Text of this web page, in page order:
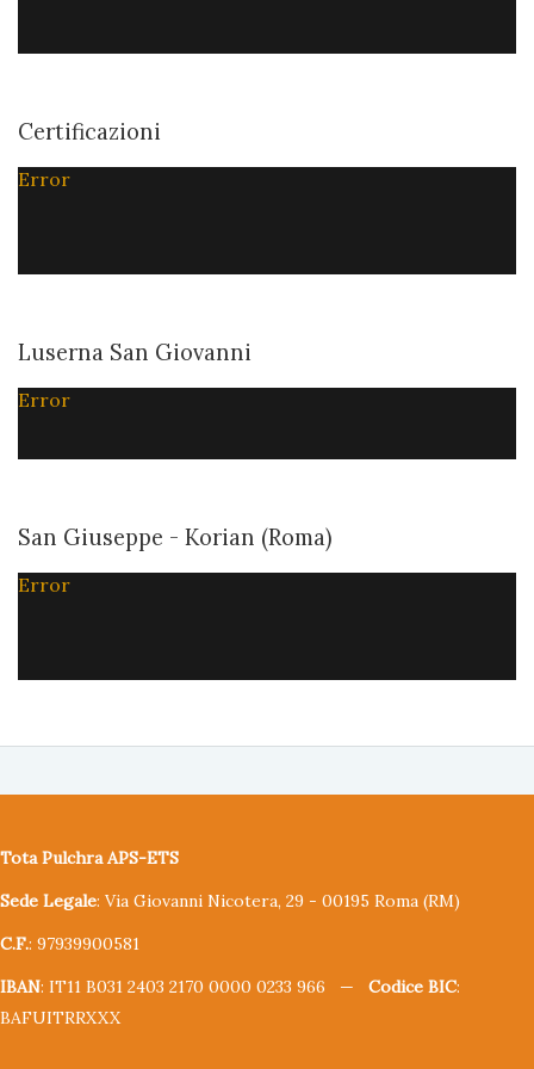
Certificazioni
Error
Luserna San Giovanni
Error
San Giuseppe - Korian (Roma)
Error
Tota Pulchra APS-ETS
Sede Legale: Via Giovanni Nicotera, 29 - 00195 Roma (RM)
C.F.: 97939900581
IBAN: IT11 B031 2403 2170 0000 0233 966 — Codice BIC:
BAFUITRRXXX